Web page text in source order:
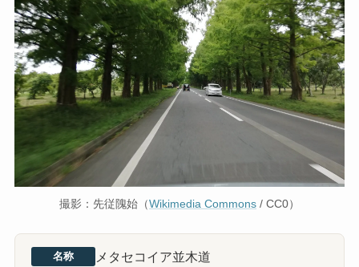
撮影：先従隗始（Wikimedia Commons / CC0）
名称 メタセコイア並木道